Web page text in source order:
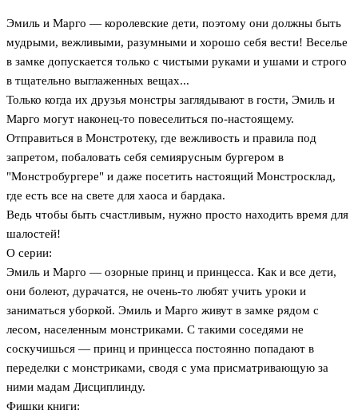
Эмиль и Марго — королевские дети, поэтому они должны быть
мудрыми, вежливыми, разумными и хорошо себя вести! Веселье
в замке допускается только с чистыми руками и ушами и строго
в тщательно выглаженных вещах...
Только когда их друзья монстры заглядывают в гости, Эмиль и
Марго могут наконец-то повеселиться по-настоящему.
Отправиться в Монстротеку, где вежливость и правила под
запретом, побаловать себя семиярусным бургером в
"Монстробургере" и даже посетить настоящий Монстросклад,
где есть все на свете для хаоса и бардака.
Ведь чтобы быть счастливым, нужно просто находить время для
шалостей!
О серии:
Эмиль и Марго — озорные принц и принцесса. Как и все дети,
они болеют, дурачатся, не очень-то любят учить уроки и
заниматься уборкой. Эмиль и Марго живут в замке рядом с
лесом, населенным монстриками. С такими соседями не
соскучишься — принц и принцесса постоянно попадают в
переделки с монстриками, сводя с ума присматривающую за
ними мадам Дисциплинду.
Фишки книги: